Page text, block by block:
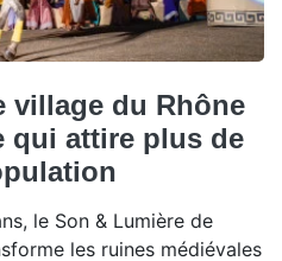
village du Rhône
qui attire plus de
le Son & Lumière de
les ruines médiévales